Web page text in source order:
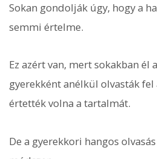
Sokan gondolják úgy, hogy a
semmi értelme.
Ez azért van, mert sokakban él
gyerekként anélkül olvasták fel
értették volna a tartalmát.
De a gyerekkori hangos